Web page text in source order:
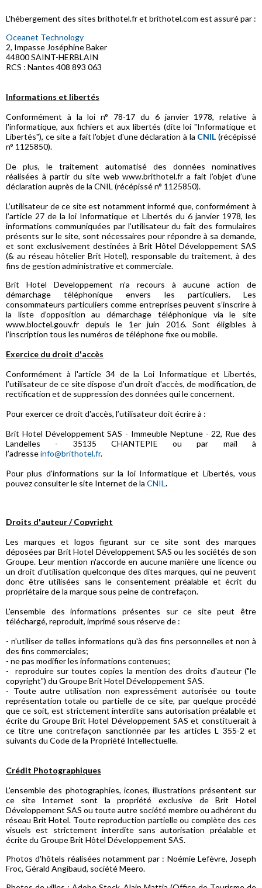
L'hébergement des sites brithotel.fr et brithotel.com est assuré par :
Oceanet Technology
2, Impasse Joséphine Baker
44800 SAINT-HERBLAIN
RCS : Nantes 408 893 063
Informations et libertés
Conformément à la loi n° 78-17 du 6 janvier 1978, relative à
l'informatique, aux fichiers et aux libertés (dite loi "Informatique et
Libertés"), ce site a fait l'objet d'une déclaration à la CNIL (récépissé
n° 1125850).
De plus, le traitement automatisé des données nominatives
réalisées à partir du site web www.brithotel.fr a fait l’objet d’une
déclaration auprès de la CNIL (récépissé n° 1125850).
L’utilisateur de ce site est notamment informé que, conformément à
l’article 27 de la loi Informatique et Libertés du 6 janvier 1978, les
informations communiquées par l’utilisateur du fait des formulaires
présents sur le site, sont nécessaires pour répondre à sa demande,
et sont exclusivement destinées à Brit Hôtel Développement SAS
(& au réseau hôtelier Brit Hotel), responsable du traitement, à des
fins de gestion administrative et commerciale.
Brit Hotel Developpement n’a recours à aucune action de
démarchage téléphonique envers les particuliers. Les
consommateurs particuliers comme entreprises peuvent s’inscrire à
la liste d’opposition au démarchage téléphonique via le site
www.bloctel.gouv.fr depuis le 1er juin 2016. Sont éligibles à
l’inscription tous les numéros de téléphone fixe ou mobile.
Exercice du droit d'accès
Conformément à l'article 34 de la Loi Informatique et Libertés,
l’utilisateur de ce site dispose d'un droit d'accès, de modification, de
rectification et de suppression des données qui le concernent.
Pour exercer ce droit d'accès, l’utilisateur doit écrire à :
Brit Hotel Développement SAS - Immeuble Neptune - 22, Rue des
Landelles - 35135 CHANTEPIE ou par mail à
l’adresseinfo@brithotel.fr.
Pour plus d'informations sur la loi Informatique et Libertés, vous
pouvez consulter le site Internet de la CNIL.
Droits d'auteur / Copyright
Les marques et logos figurant sur ce site sont des marques
déposées par Brit Hotel Développement SAS ou les sociétés de son
Groupe. Leur mention n'accorde en aucune manière une licence ou
un droit d'utilisation quelconque des dites marques, qui ne peuvent
donc être utilisées sans le consentement préalable et écrit du
propriétaire de la marque sous peine de contrefaçon.
L'ensemble des informations présentes sur ce site peut être
téléchargé, reproduit, imprimé sous réserve de :
- n'utiliser de telles informations qu'à des fins personnelles et non à
des fins commerciales;
- ne pas modifier les informations contenues;
- reproduire sur toutes copies la mention des droits d'auteur ("le
copyright") du Groupe Brit Hotel Développement SAS.
- Toute autre utilisation non expressément autorisée ou toute
représentation totale ou partielle de ce site, par quelque procédé
que ce soit, est strictement interdite sans autorisation préalable et
écrite du Groupe Brit Hotel Développement SAS et constituerait à
ce titre une contrefaçon sanctionnée par les articles L 355-2 et
suivants du Code de la Propriété Intellectuelle.
Crédit Photographiques
L'ensemble des photographies, icones, illustrations présentent sur
ce site Internet sont la propriété exclusive de Brit Hotel
Développement SAS ou toute autre société membre ou adhérent du
réseau Brit Hotel. Toute reproduction partielle ou complète des ces
visuels est strictement interdite sans autorisation préalable et
écrite du Groupe Brit Hôtel Développement SAS.
Photos d'hôtels réalisées notamment par : Noémie Lefèvre, Joseph
Froc, Gérald Angibaud, société Meero.